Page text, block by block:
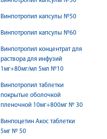
Винпотропил капсулы №50
Винпотропил капсулы №60
Винпотропил концентрат для
раствора для инфузий
1мг+80мг/мл 5мл №10
Винпотропил таблетки
покрытые оболочкой
пленочной 10мг+800мг № 30
Винпоцетин Акос таблетки
5мг № 50